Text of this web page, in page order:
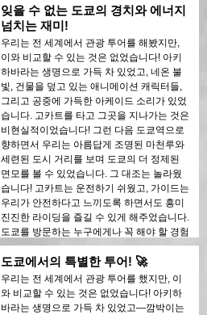
잊을 수 없는 도쿄의 경치와 에너지
넘치는 재미!
우리는 전 세계에서 관광 투어를 해봤지만,
이와 비교할 수 있는 것은 없었습니다! 아키
하바라는 생명으로 가득 차 있었고, 네온 불
빛, 건물을 덮고 있는 애니메이션 캐릭터들,
그리고 공중에 가득한 아케이드 소리가 있었
습니다. 고카트를 타고 그곳을 지나가는 것은
비현실적이었습니다! 그런 다음 도쿄역으로
향하면서 우리는 아름답게 조명된 마천루와
세련된 도시 거리를 보며 도쿄의 더 정제된
면모를 볼 수 있었습니다. 그 대조는 놀라웠
습니다! 고카트는 운전하기 쉬웠고, 가이드는
우리가 안전하다고 느끼도록 하면서도 흥미
진진한 라이딩을 즐길 수 있게 해주었습니다.
도쿄를 방문하는 누구에게나 꼭 해야 할 경험
입니다!
도쿄에서의 특별한 투어! 🚀
우리는 전 세계에서 관광 투어를 했지만, 이
와 비교할 수 있는 것은 없었습니다! 아키하
바라는 생명으로 가득 차 있었고—깜박이는